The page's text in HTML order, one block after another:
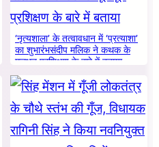
‘नृत्यशाला’ के तत्वावधान में ‘प्रत्याशा’
का शुभारंभसंदीप मलिक ने कथक के
मूलभूत प्रशिक्षण के बारे में बताया